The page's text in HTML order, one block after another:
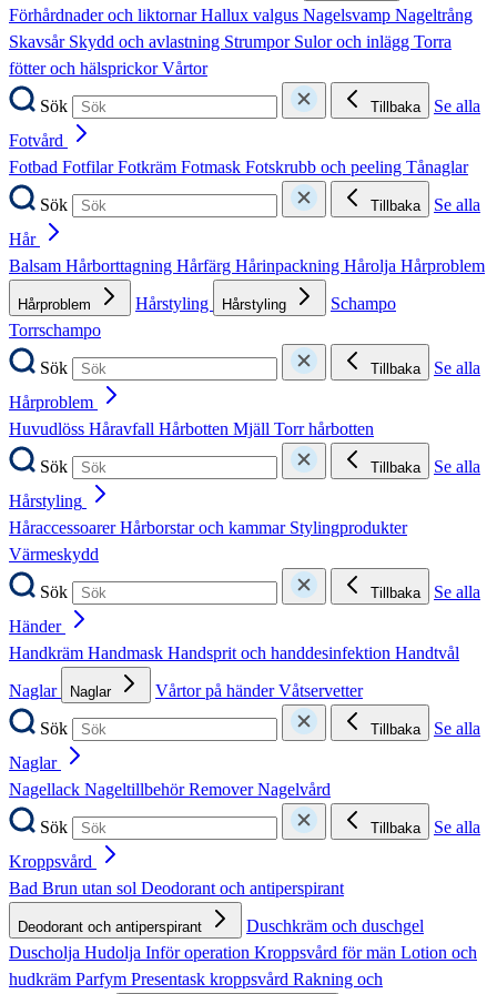
Förhårdnader och liktornarHallux valgus Nagelsvamp Nageltrång
Skavsår Skydd och avlastning Strumpor Sulor och inlägg Torra
fötter och hälsprickorVårtor
Sök
Tillbaka
Se alla
Fotvård
Fotbad FotfilarFotkräm Fotmask Fotskrubb och peeling Tånaglar
Sök
Tillbaka
Se alla
Hår
Balsam Hårborttagning Hårfärg Hårinpackning Hårolja Hårproblem
Hårproblem Hårstyling Hårstyling
Schampo
Torrschampo
Sök
Tillbaka
Se alla
Hårproblem
Huvudlöss Håravfall Hårbotten Mjäll Torr hårbotten
Sök
Tillbaka
Se alla
Hårstyling
HåraccessoarerHårborstar och kammar Stylingprodukter
Värmeskydd
Sök
Tillbaka
Se alla
Händer
Handkräm Handmask Handsprit och handdesinfektion Handtvål
Naglar
Naglar Vårtor på händerVåtservetter
Sök
Tillbaka
Se alla
Naglar
Nagellack NageltillbehörRemoverNagelvård
Sök
Tillbaka
Se alla
Kroppsvård
Bad Brun utan sol Deodorant och antiperspirant
Deodorant och antiperspirant
Duschkräm och duschgel
Duscholja Hudolja Inför operation Kroppsvård för män Lotion och
hudkräm Parfym Presentask kroppsvård Rakning och